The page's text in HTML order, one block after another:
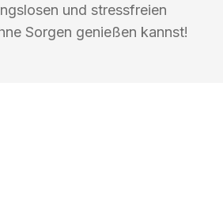
und stressfreien
Sorgen genießen kannst!